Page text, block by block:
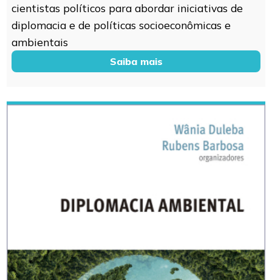
cientistas políticos para abordar iniciativas de
diplomacia e de políticas socioeconômicas e
ambientais
Saiba mais